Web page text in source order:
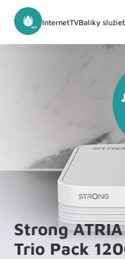
InternetTVBalíky
Strong
Trio Pack